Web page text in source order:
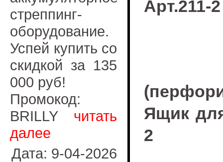
стреппинг-
оборудование.
Успей купить со
скидкой за 135
000 руб!
Промокод:
BRILLY читать
далее
Дата: 9-04-2026
Арт.211-2
Ящик
2